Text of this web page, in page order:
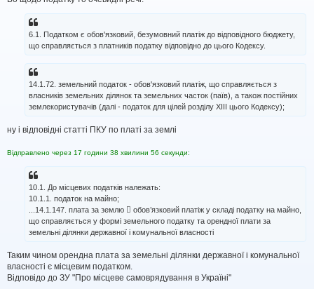
6.1. Податком є обов'язковий, безумовний платіж до відповідного бюджету,
що справляється з платників податку відповідно до цього Кодексу.
14.1.72. земельний податок - обов'язковий платіж, що справляється з
власників земельних ділянок та земельних часток (паїв), а також постійних
землекористувачів (далі - податок для цілей розділу XIII цього Кодексу);
ну і відповідні статті ПКУ по платі за землі
Відправлено через 17 години 38 хвилини 56 секунди:
10.1. До місцевих податків належать:
10.1.1. податок на майно;
...14.1.147. плата за землю  обов’язковий платіж у складі податку на майно,
що справляється у формі земельного податку та орендної плати за
земельні ділянки державної і комунальної власності
Таким чином орендна плата за земельні ділянки державної і комунальної
власності є місцевим податком.
Відповідо до ЗУ "Про місцеве самоврядування в Україні"